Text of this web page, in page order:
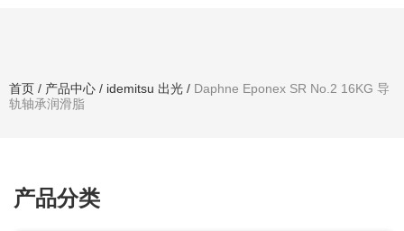
首页 / 产品中心 / idemitsu 出光 / Daphne Eponex SR No.2 16KG 导
轨轴承润滑脂
产品分类